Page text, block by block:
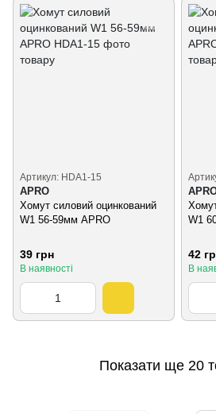
Артикул: HDA1-15
APRO
Хомут силовий оцинкований
W1 56-59мм APRO
39 грн
В наявності
W1
42
В
Показати ще 20